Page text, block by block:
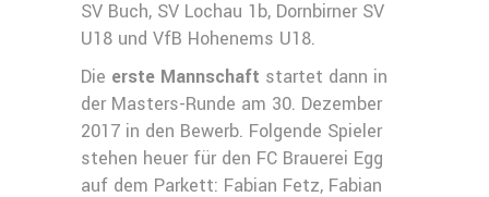
SV Buch, SV Lochau 1b, Dornbirner SV
U18 und VfB Hohenems U18.
Die erste Mannschaft startet dann in
der Masters-Runde am 30. Dezember
2017 in den Bewerb. Folgende Spieler
stehen heuer für den FC Brauerei Egg
auf dem Parkett: Fabian Fetz, Fabian